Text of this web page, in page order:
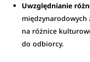
Uwzględnianie
międzynarodowych
na różnice
do odbiorcy.